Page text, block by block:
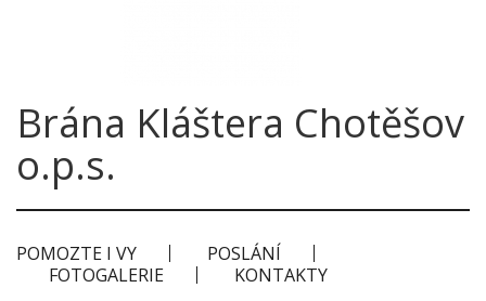
Brána Kláštera Chotěšov
o.p.s.
POMOZTE I VY
POSLÁNÍ
FOTOGALERIE
KONTAKTY